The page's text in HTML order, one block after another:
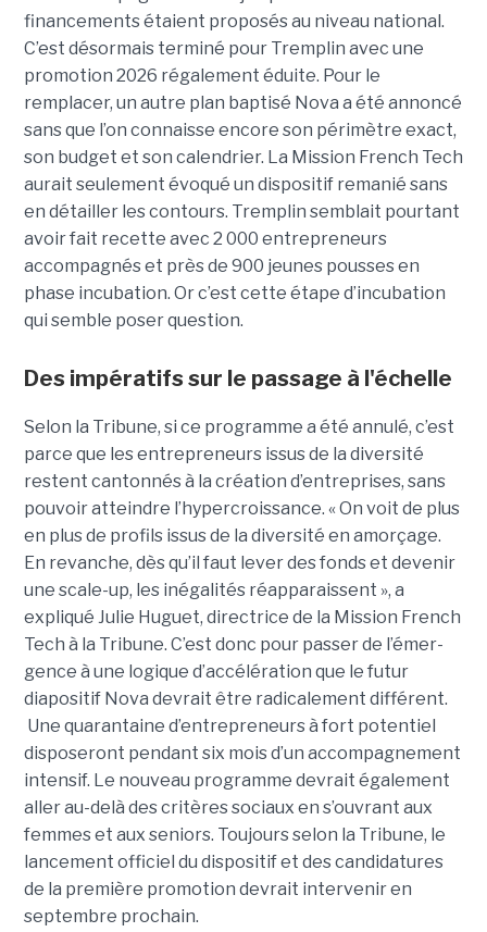
financements étaient proposés au niveau national.
C’est désormais terminé pour Tremplin avec une
promotion 2026 régalement éduite. Pour le
remplacer, un autre plan baptisé Nova a été annoncé
sans que l’on connaisse encore son périmètre exact,
son budget et son calendrier. La Mission French Tech
aurait seulement évoqué un dispositif remanié sans
en détailler les contours. Tremplin semblait pourtant
avoir fait recette avec 2 000 entrepreneurs
accompagnés et près de 900 jeunes pousses en
phase incubation. Or c’est cette étape d’incubation
qui semble poser question.
Des impératifs sur le passage à l'échelle
Selon la Tribune, si ce programme a été annulé, c’est
parce que les entre­pre­neurs issus de la diver­sité
restent cantonnés à la créa­tion d’entre­prises, sans
pouvoir atteindre l’hyper­crois­sance. « On voit de plus
en plus de pro­fils issus de la diver­sité en amorçage.
En revanche, dès qu’il faut lever des fonds et deve­nir
une scale-up, les inéga­li­tés réap­pa­raissent », a
expliqué Julie Huguet, directrice de la Mission French
Tech à la Tribune. C’est donc pour passer de l’émer­
gence à une logique d’accé­lé­ra­tion que le futur
diapositif Nova devrait être radi­ca­le­ment dif­fé­rent.
Une qua­ran­taine d’entre­pre­neurs à fort poten­tiel
disposeront pen­dant six mois d’un accom­pa­gne­ment
inten­sif. Le nouveau pro­gramme devrait également
aller au-delà des critères sociaux en s’ouvrant aux
femmes et aux seniors. Toujours selon la Tribune, le
lancement officiel du dispositif et des candidatures
de la première promotion devrait intervenir en
septembre prochain.